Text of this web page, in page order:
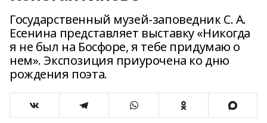
Государственный музей-заповедник С. А.
Есенина представляет выставку «Никогда
я не был на Босфоре, я тебе придумаю о
нем». Экспозиция приурочена ко дню
рождения поэта.